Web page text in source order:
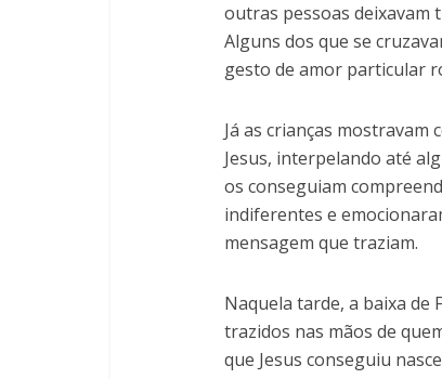
outras pessoas deixavam
Alguns dos que se
gesto de amor particular
Já as crianças
Jesus, interpelando até
os conseguiam
indiferentes e
mensagem que traziam.
Naquela tarde, a baixa de
trazidos nas mãos de
que Jesus conseguiu